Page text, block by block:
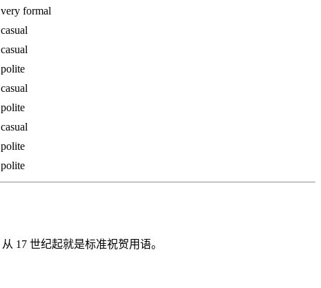
very formal
casual
casual
polite
casual
polite
casual
polite
polite
从 17 世纪起就是标准祝贺用语。